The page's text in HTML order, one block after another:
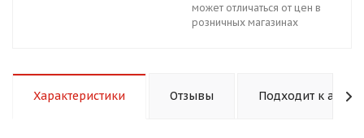
может отличаться от цен в
розничных магазинах
Характеристики Отзывы Подходит к авто